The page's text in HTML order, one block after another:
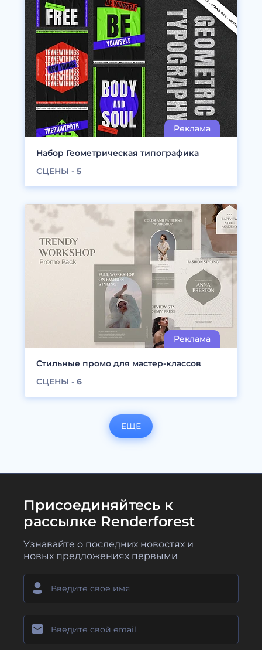
Набор Геометрическая типографика
СЦЕНЫ - 5
Стильные промо для мастер-классов
СЦЕНЫ - 6
ЕЩЕ
Присоединяйтесь к
рассылке Renderforest
Узнавайте о последних новостях и
новых предложениях первыми